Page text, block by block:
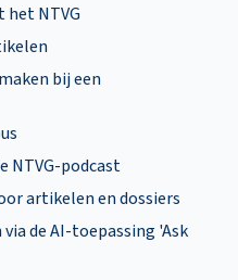
het NTVG
bij een
NTVG-podcast
artikelen en dossiers
de AI-toepassing 'Ask